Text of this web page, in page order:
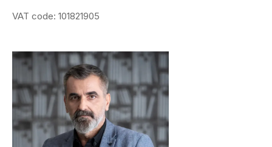
VAT code: 101821905